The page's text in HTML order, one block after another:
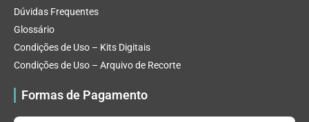
Dúvidas Frequentes
Glossário
Condições de Uso – Kits Digitais
Condições de Uso – Arquivo de Recorte
Formas de Pagamento